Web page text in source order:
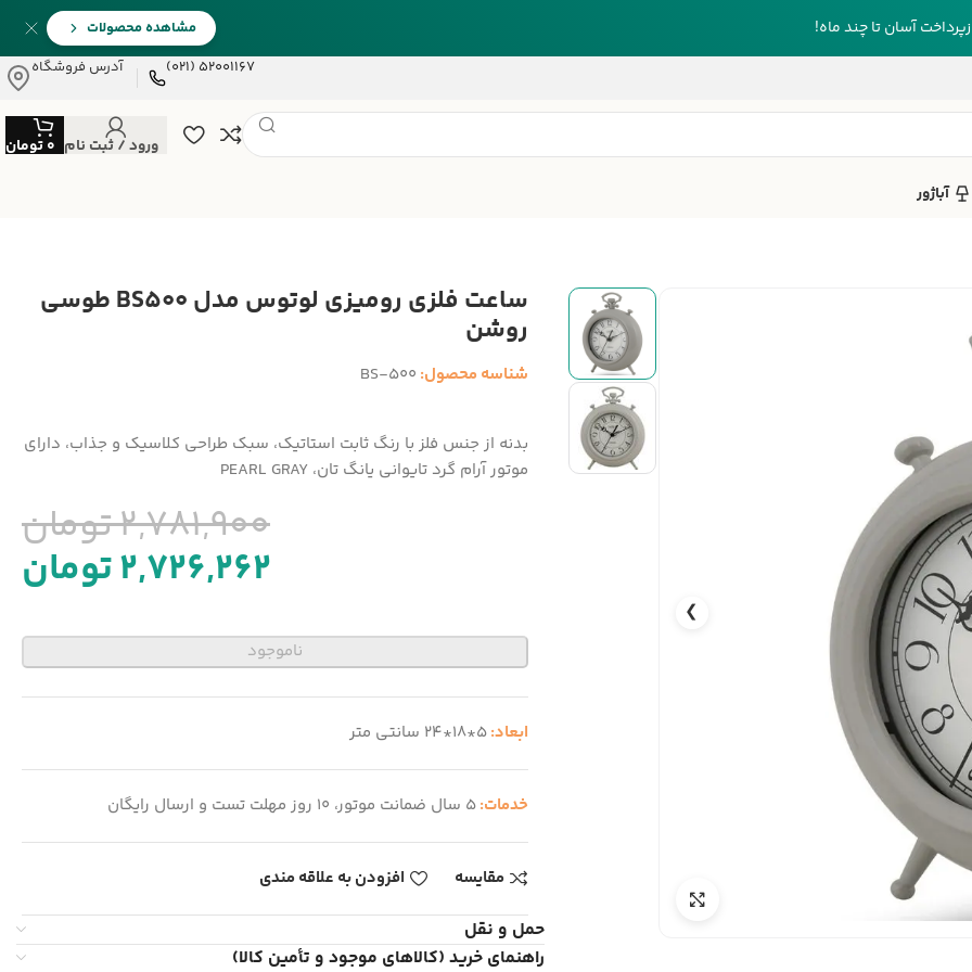
آسان تا چند ماه!
مشاهده محصولات
52001167 (021)
آدرس فروشگاه
ورود / ثبت نام 0تومان
آباژور
❯
ساعت فلزی رومیزی لوتوس مدل BS500 طوسی
روشن
شناسه محصول: BS-500
بدنه از جنس فلز با رنگ ثابت استاتیک، سبک طراحی کلاسیک و جذاب، دارای
موتور آرام گرد تایوانی یانگ تان، PEARL GRAY
2,781,900تومان
2,726,262تومان
ناموجود
ابعاد:5*18*24 سانتی متر
خدمات:5 سال ضمانت موتور، 10 روز مهلت تست و ارسال رایگان
مقایسه افزودن به علاقه مندی
حمل و نقل
راهنمای خرید (کالاهای موجود و تأمین کالا)